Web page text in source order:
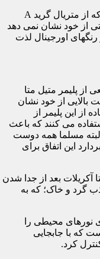
4-عدم تغییر رنگ تصاویر محافظ صفحه ای که از متریال گرید A
از خود نشان نمی دهد
رنگهای اورجینال لذت
پلیمر متیل متا
از خود نشان
از این پلیمر از
می کنند که باعث
مسلما همه دوست
این اتفاق برای
آکریلات بعد از جدا شدن
گرد و خاک؛ که به
نورهای محیطی را
که با جابجایی
کرد.